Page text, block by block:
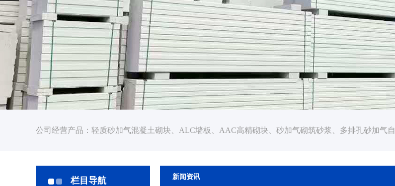
公司经营产品：轻质砂加气混凝土砌块、ALC墙板、AAC高精砌块、砂加气砌筑砂浆、多排孔砂加气
栏目导航 新闻资讯